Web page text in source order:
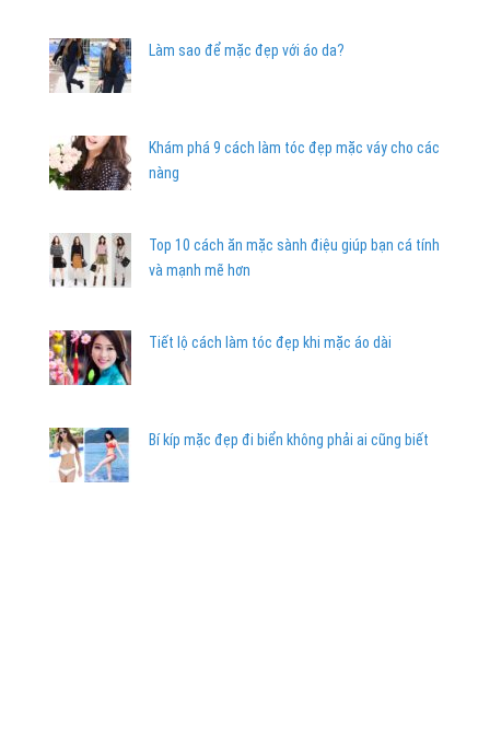
Làm sao để mặc đẹp với áo da?
Khám phá 9 cách làm tóc đẹp mặc váy cho các
nàng
Top 10 cách ăn mặc sành điệu giúp bạn cá tính
và mạnh mẽ hơn
Tiết lộ cách làm tóc đẹp khi mặc áo dài
Bí kíp mặc đẹp đi biển không phải ai cũng biết